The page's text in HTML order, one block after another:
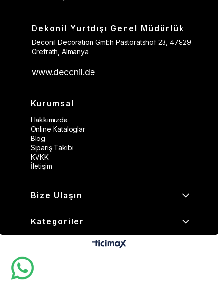
Dekonil Yurtdışı Genel Müdürlük
Deconil Decoration Gmbh Pastoratshof 23, 47929
Grefrath, Almanya
www.deconil.de
Kurumsal
Hakkımızda
Online Kataloglar
Blog
Sipariş Takibi
KVKK
İletişim
Bize Ulaşın
Kategoriler